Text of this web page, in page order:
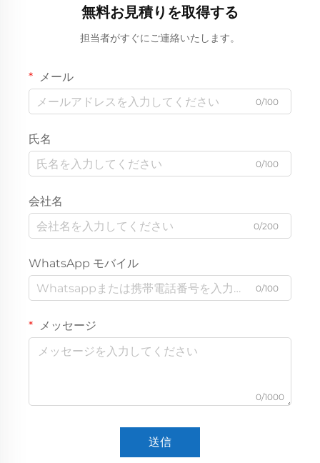
無料お見積りを取得する
担当者がすぐにご連絡いたします。
メール
0/100
氏名
0/100
会社名
0/200
WhatsApp モバイル
0/100
メッセージ
0/1000
送信